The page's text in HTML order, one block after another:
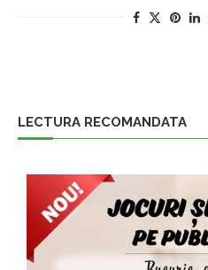
LECTURA RECOMANDATA